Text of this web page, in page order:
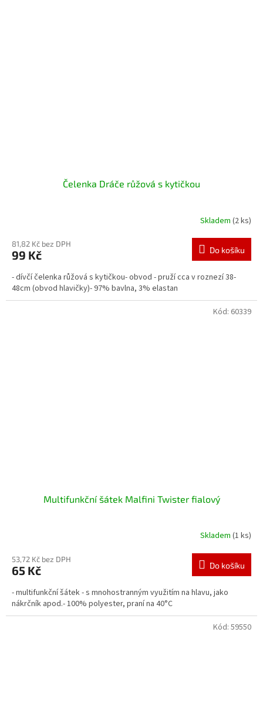
Čelenka Dráče růžová s kytičkou
Skladem (2 ks)
81,82 Kč bez DPH
99 Kč Do košíku
- dívčí čelenka růžová s kytičkou- obvod - pruží cca v roznezí 38-
48cm (obvod hlavičky)- 97% bavlna, 3% elastan
Multifunkční šátek Malfini Twister fialový
Skladem (1 ks)
53,72 Kč bez DPH
65 Kč Do košíku
- multifunkční šátek - s mnohostranným využitím na hlavu, jako
nákrčník apod.- 100% polyester, praní na 40°C
Kód: 60339
Kód: 59550